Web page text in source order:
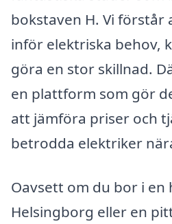
bokstaven H. Vi
inför elektriska behov,
göra en stor skillnad.
en plattform som gör
att jämföra priser och
betrodda elektriker
Oavsett om du bor i en
Helsingborg eller en